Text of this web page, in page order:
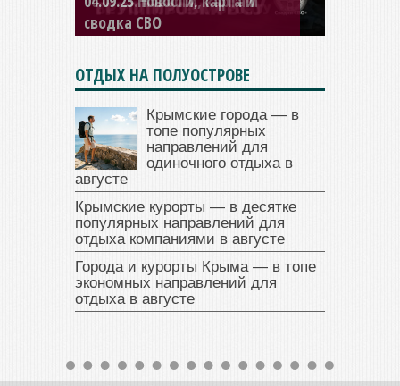
сводка СВО
ОТДЫХ НА ПОЛУОСТРОВЕ
Крымские города — в
топе популярных
направлений для
одиночного отдыха в
августе
Крымские курорты — в десятке
популярных направлений для
отдыха компаниями в августе
Города и курорты Крыма — в топе
экономных направлений для
отдыха в августе